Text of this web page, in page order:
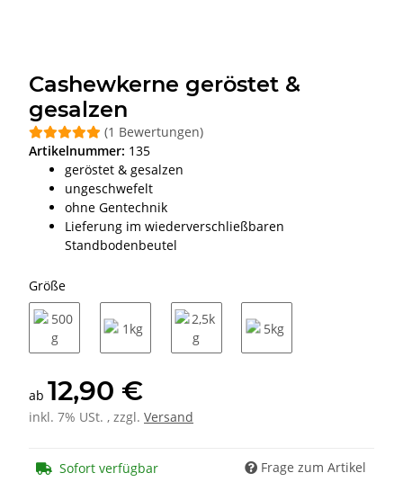
Cashewkerne geröstet &
gesalzen
(1 Bewertungen)
Artikelnummer: 135
geröstet & gesalzen
ungeschwefelt
ohne Gentechnik
Lieferung im wiederverschließbaren
Standbodenbeutel
Größe
ab 12,90 €
inkl. 7% USt. , zzgl. Versand
Sofort verfügbar Frage zum Artikel